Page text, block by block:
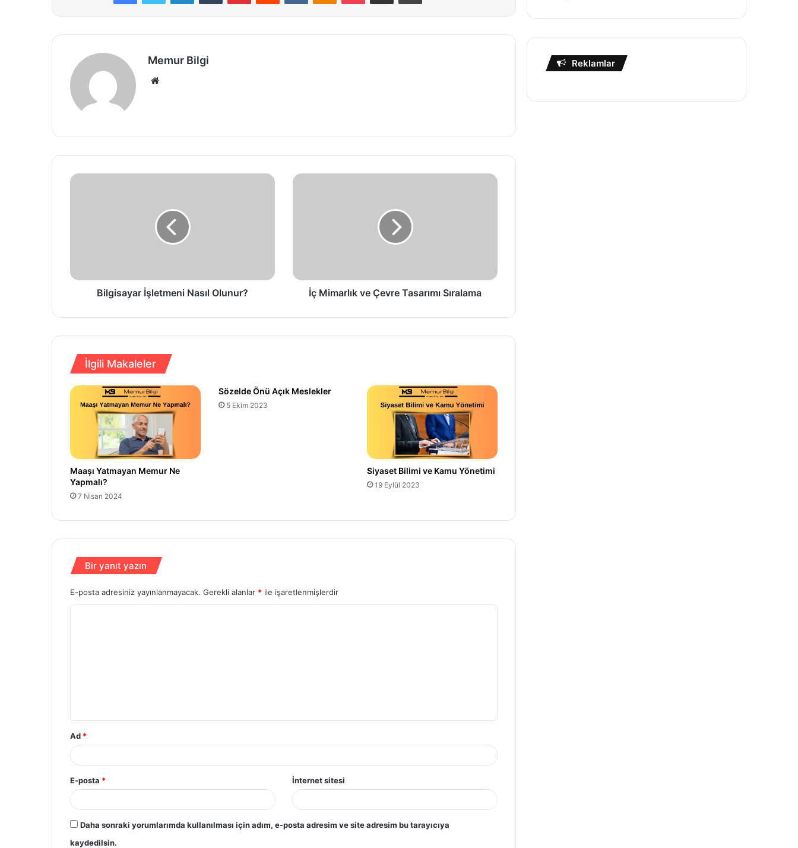
Memur Bilgi
Web
Bilgisayar İşletmeni Nasıl Olunur? İç Mimarlık ve Çevre Tasarımı Sıralama
İlgili Makaleler
Maaşı Yatmayan Memur Ne
Yapmalı?
7 Nisan 2024
Sözelde Önü Açık Meslekler
5 Ekim 2023
Siyaset Bilimi ve Kamu Yönetimi
19 Eylül 2023
Bir yanıt yazın
E-posta adresiniz yayınlanmayacak. Gerekli alanlar * ile işaretlenmişlerdir
Ad *
E-posta * İnternet sitesi
Daha sonraki yorumlarımda kullanılması için adım, e-posta adresim ve site adresim bu tarayıcıya
kaydedilsin.
Reklamlar